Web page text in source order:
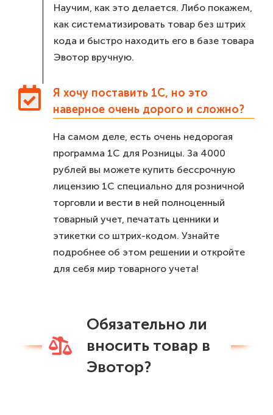
Научим, как это делается. Либо покажем,
как систематизировать товар без штрих
кода и быстро находить его в базе товара
Эвотор вручную.
Я хочу поставить 1С, но это
наверное очень дорого и сложно?
На самом деле, есть очень недорогая
программа 1С для Розницы. За 4000
рублей вы можете купить бессрочную
лицензию 1С специально для розничной
торговли и вести в ней полноценный
товарный учет, печатать ценники и
этикетки со штрих-кодом. Узнайте
подробнее об этом решении и откройте
для себя мир товарного учета!
Обязательно ли
вносить товар в
Эвотор?